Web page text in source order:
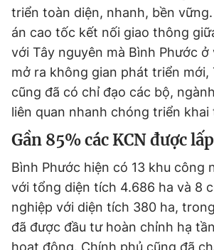
triển toàn diện, nhanh, bền
án cao tốc kết nối giao thông
với Tây nguyên mà Bình Phước
mở ra không gian phát triển mới,
cũng đã có chỉ đạo các bộ,
liên quan nhanh chóng triển khai
Gần 85% các KCN được
Bình Phước hiện có 13 khu công
với tổng diện tích 4.686 ha và 8
nghiệp với diện tích 380 ha,
đã được đầu tư hoàn chỉnh hạ
hoạt động. Chính phủ cũng đã